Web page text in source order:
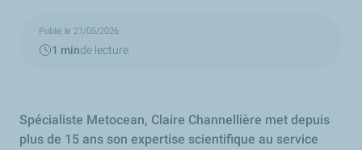
Publié le 21/05/2026
1 minde lecture
Spécialiste Metocean, Claire Channellière met depuis
plus de 15 ans son expertise scientifique au service